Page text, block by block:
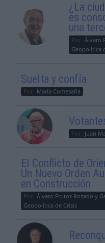
¿La
es
una
Por Álvaro
Geopolítica
Suelta y confía
Por María Comesaña
Por Juan
El Conflicto de
Un Nuevo Orden
en Construcción
Por Álvaro Frutos Rosado y
Geopolítica de Crisis